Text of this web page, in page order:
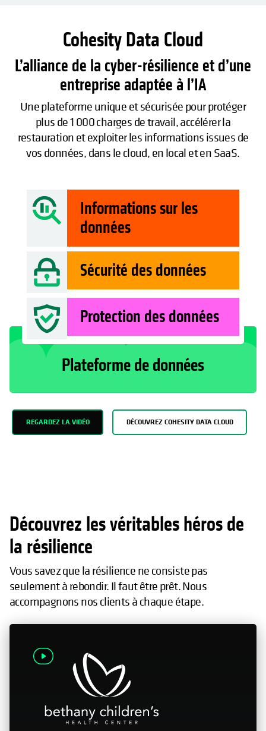
Cohesity Data Cloud
L’alliance de la cyber-résilience et d’une
entreprise adaptée à l’IA
Une plateforme unique et sécurisée pour protéger
plus de 1 000 charges de travail, accélérer la
restauration et exploiter les informations issues de
vos données, dans le cloud, en local et en SaaS.
Informations sur les
données
Sécurité des données
Protection des données
Plateforme de données
REGARDEZ LA VIDÉO DÉCOUVREZ COHESITY DATA CLOUD
Découvrez les véritables héros de
la résilience
Vous savez que la résilience ne consiste pas
seulement à rebondir. Il faut être prêt. Nous
accompagnons nos clients à chaque étape.